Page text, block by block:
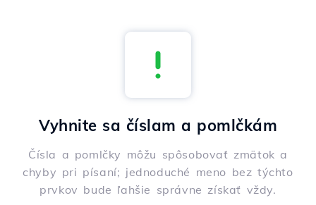
Vyhnite sa číslam a pomlčkám
Čísla a pomlčky môžu spôsobovať zmätok a
chyby pri písaní; jednoduché meno bez týchto
prvkov bude ľahšie správne získať vždy.